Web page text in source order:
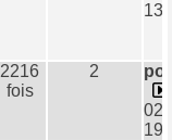
2216
fois
2
02/